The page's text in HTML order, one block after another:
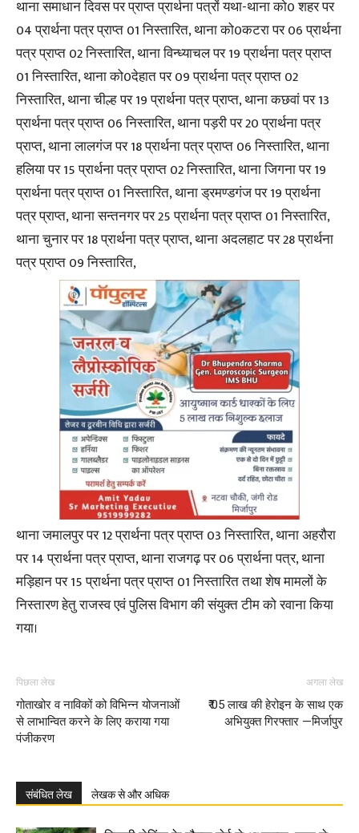
थाना समाधान दिवस पर प्राप्त प्रार्थना पत्रों यथा-थाना को0 शहर पर
04 प्रार्थना पत्र प्राप्त 01 निस्तारित, थाना को0कटरा पर 06 प्रार्थना
पत्र प्राप्त 02 निस्तारित, थाना विन्ध्याचल पर 19 प्रार्थना पत्र प्राप्त
01 निस्तारित, थाना को0देहात पर 09 प्रार्थना पत्र प्राप्त 02
निस्तारित, थाना चील्ह पर 19 प्रार्थना पत्र प्राप्त, थाना कछवां पर 13
प्रार्थना पत्र प्राप्त 06 निस्तारित, थाना पड़री पर 20 प्रार्थना पत्र
प्राप्त, थाना लालगंज पर 18 प्रार्थना पत्र प्राप्त 06 निस्तारित, थाना
हलिया पर 15 प्रार्थना पत्र प्राप्त 02 निस्तारित, थाना जिगना पर 19
प्रार्थना पत्र प्राप्त 01 निस्तारित, थाना ड्रमण्डगंज पर 19 प्रार्थना
पत्र प्राप्त, थाना सन्तनगर पर 25 प्रार्थना पत्र प्राप्त 01 निस्तारित,
थाना चुनार पर 18 प्रार्थना पत्र प्राप्त, थाना अदलहाट पर 28 प्रार्थना
पत्र प्राप्त 09 निस्तारित,
थाना जमालपुर पर 12 प्रार्थना पत्र प्राप्त 03 निस्तारित, थाना अहरौरा
पर 14 प्रार्थना पत्र प्राप्त, थाना राजगढ़ पर 06 प्रार्थना पत्र, थाना
मड़िहान पर 15 प्रार्थना पत्र प्राप्त 01 निस्तारित तथा शेष मामलों के
निस्तारण हेतु राजस्व एवं पुलिस विभाग की संयुक्त टीम को रवाना किया
गया।
पिछला लेख
गोताखोर व नाविकों को विभिन्न योजनाओं
से लाभान्वित करने के लिए कराया गया
पंजीकरण
अगला लेख
₹ 05 लाख की हेरोइन के साथ एक
अभियुक्त गिरफ्तार —मिर्जापुर
संबंधित लेख लेखक से और अधिक